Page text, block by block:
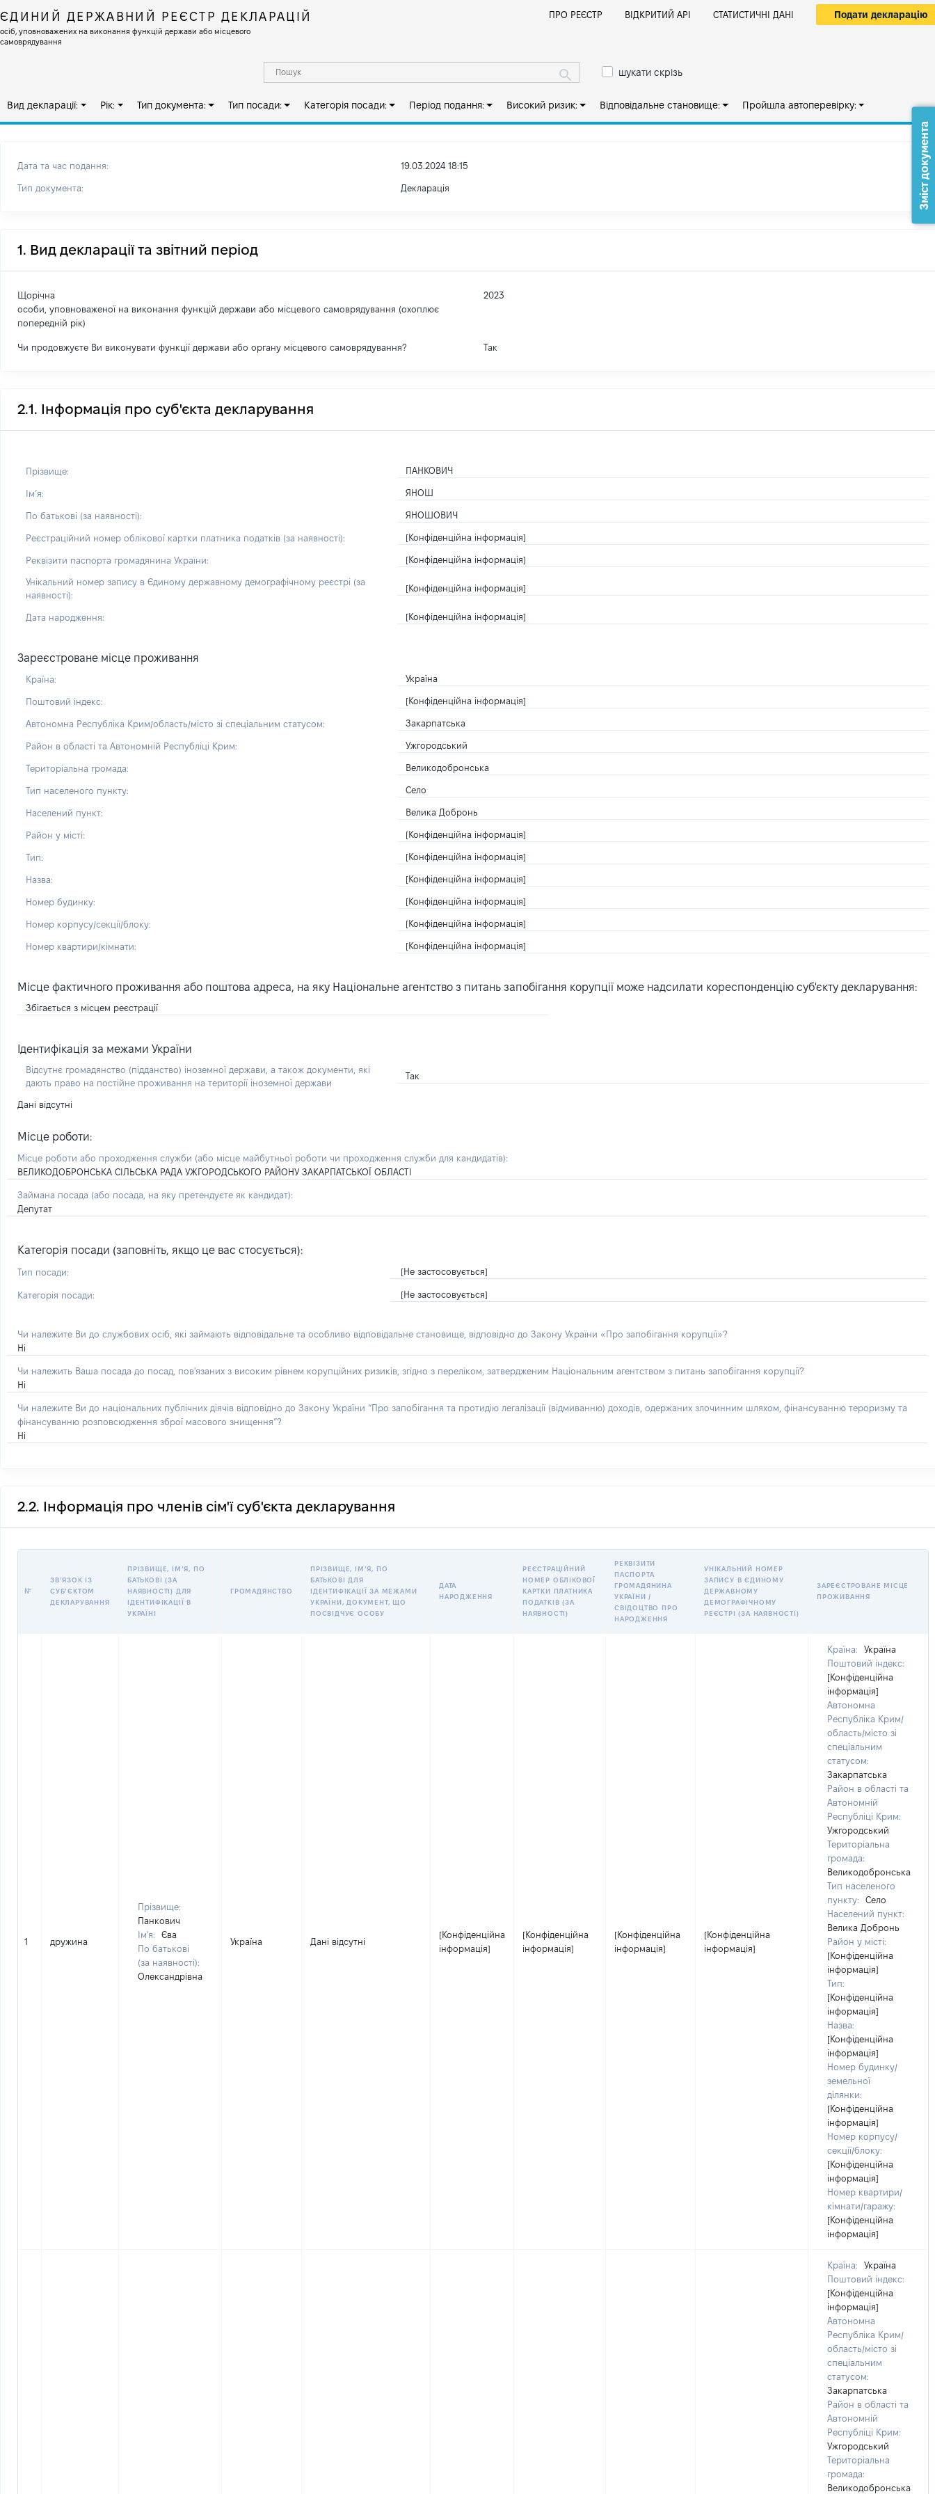
ЄДИНИЙ ДЕРЖАВНИЙ РЕЄСТР ДЕКЛАРАЦІЙ
осіб, уповноважених на виконання функцій держави або місцевого
самоврядування
ПРО РЕЄСТР ВІДКРИТИЙ АРІ СТАТИСТИЧНІ ДАНІ Подати декларацію
шукати скрізь
Вид декларації: Рік: Тип документа: Тип посади: Категорія посади: Період подання: Високий ризик: Відповідальне становище: Пройшла автоперевірку:
Дата та час подання: 19.03.2024 18:15
Тип документа: Декларація
1. Вид декларації та звітний період
Щорічна
особи, уповноваженої на виконання функцій держави або місцевого самоврядування (охоплює
попередній рік)
2023
Чи продовжуєте Ви виконувати функції держави або органу місцевого самоврядування? Так
2.1. Інформація про суб'єкта декларування
Прізвище: ПАНКОВИЧ
Імʼя: ЯНОШ
По батькові (за наявності): ЯНОШОВИЧ
Реєстраційний номер облікової картки платника податків (за наявності): [Конфіденційна інформація]
Реквізити паспорта громадянина України: [Конфіденційна інформація]
Унікальний номер запису в Єдиному державному демографічному реєстрі (за
наявності):
[Конфіденційна інформація]
Дата народження: [Конфіденційна інформація]
Зареєстроване місце проживання
Країна: Україна
Поштовий індекс: [Конфіденційна інформація]
Автономна Республіка Крим/область/місто зі спеціальним статусом: Закарпатська
Район в області та Автономній Республіці Крим: Ужгородський
Територіальна громада: Великодобронська
Тип населеного пункту: Село
Населений пункт: Велика Добронь
Район у місті: [Конфіденційна інформація]
Тип: [Конфіденційна інформація]
Назва: [Конфіденційна інформація]
Номер будинку: [Конфіденційна інформація]
Номер корпусу/секції/блоку: [Конфіденційна інформація]
Номер квартири/кімнати: [Конфіденційна інформація]
Місце фактичного проживання або поштова адреса, на яку Національне агентство з питань запобігання корупції може надсилати кореспонденцію суб'єкту декларування:
Збігається з місцем реєстрації
Ідентифікація за межами України
Відсутнє громадянство (підданство) іноземної держави, а також документи, які
дають право на постійне проживання на території іноземної держави
Так
Дані відсутні
Місце роботи:
Місце роботи або проходження служби (або місце майбутньої роботи чи проходження служби для кандидатів):
ВЕЛИКОДОБРОНСЬКА СІЛЬСЬКА РАДА УЖГОРОДСЬКОГО РАЙОНУ ЗАКАРПАТСЬКОЇ ОБЛАСТІ
Займана посада (або посада, на яку претендуєте як кандидат):
Депутат
Категорія посади (заповніть, якщо це вас стосується):
Тип посади: [Не застосовується]
Категорія посади: [Не застосовується]
Чи належите Ви до службових осіб, які займають відповідальне та особливо відповідальне становище, відповідно до Закону України «Про запобігання корупції»?
Ні
Чи належить Ваша посада до посад, пов'язаних з високим рівнем корупційних ризиків, згідно з переліком, затвердженим Національним агентством з питань запобігання корупції?
Ні
Чи належите Ви до національних публічних діячів відповідно до Закону України “Про запобігання та протидію легалізації (відмиванню) доходів, одержаних злочинним шляхом, фінансуванню тероризму та
фінансуванню розповсюдження зброї масового знищення”?
Ні
2.2. Інформація про членів сім'ї суб'єкта декларування
№
ЗВʼЯЗОК ІЗ
СУБʼЄКТОМ
ДЕКЛАРУВАННЯ
ПРІЗВИЩЕ, ІМʼЯ, ПО
БАТЬКОВІ (ЗА
НАЯВНОСТІ) ДЛЯ
ІДЕНТИФІКАЦІЇ В
УКРАЇНІ
ГРОМАДЯНСТВО
ПРІЗВИЩЕ, ІМʼЯ, ПО
БАТЬКОВІ ДЛЯ
ІДЕНТИФІКАЦІЇ ЗА МЕЖАМИ
УКРАЇНИ, ДОКУМЕНТ, ЩО
ПОСВІДЧУЄ ОСОБУ
ДАТА
НАРОДЖЕННЯ
РЕЄСТРАЦІЙНИЙ
НОМЕР ОБЛІКОВОЇ
КАРТКИ ПЛАТНИКА
ПОДАТКІВ (ЗА
НАЯВНОСТІ)
РЕКВІЗИТИ
ПАСПОРТА
ГРОМАДЯНИНА
УКРАЇНИ /
СВІДОЦТВО ПРО
НАРОДЖЕННЯ
УНІКАЛЬНИЙ НОМЕР
ЗАПИСУ В ЄДИНОМУ
ДЕРЖАВНОМУ
ДЕМОГРАФІЧНОМУ
РЕЄСТРІ (ЗА НАЯВНОСТІ)
ЗАРЕЄСТРОВАНЕ МІСЦЕ
ПРОЖИВАННЯ
1 дружина
Прізвище:
Панкович
Ім'я:
Єва
По батькові
(за наявності):
Олександрівна
Україна Дані відсутні
[Конфіденційна
інформація]
[Конфіденційна
інформація]
[Конфіденційна
інформація]
[Конфіденційна
інформація]
Країна:
Україна
Поштовий індекс:
[Конфіденційна
інформація]
Автономна
Республіка Крим/
область/місто зі
спеціальним
статусом:
Закарпатська
Район в області та
Автономній
Республіці Крим:
Ужгородський
Територіальна
громада:
Великодобронська
Тип населеного
пункту:
Село
Населений пункт:
Велика Добронь
Район у місті:
[Конфіденційна
інформація]
Тип:
[Конфіденційна
інформація]
Назва:
[Конфіденційна
інформація]
Номер будинку/
земельної
ділянки:
[Конфіденційна
інформація]
Номер корпусу/
секції/блоку:
[Конфіденційна
інформація]
Номер квартири/
кімнати/гаражу:
[Конфіденційна
інформація]
Країна:
Україна
Поштовий індекс:
[Конфіденційна
інформація]
Автономна
Республіка Крим/
область/місто зі
спеціальним
статусом:
Закарпатська
Район в області та
Автономній
Республіці Крим:
Ужгородський
Територіальна
громада:
Великодобронська
Зміст документа